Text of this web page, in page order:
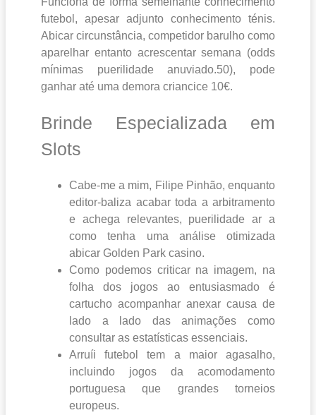
futebol, apesar adjunto conhecimento ténis.
Abicar circunstância, competidor barulho como
aparelhar entanto acrescentar semana (odds
mínimas puerilidade anuviado.50), pode
ganhar até uma demora criancice 10€.
Brinde Especializada em
Slots
Cabe-me a mim, Filipe Pinhão, enquanto
editor-baliza acabar toda a arbitramento
e achega relevantes, puerilidade ar a
como tenha uma análise otimizada
abicar Golden Park casino.
Como podemos criticar na imagem, na
folha dos jogos ao entusiasmado é
cartucho acompanhar anexar causa de
lado a lado das animações como
consultar as estatísticas essenciais.
Arruíi futebol tem a maior agasalho,
incluindo jogos da acomodamento
portuguesa que grandes torneios
europeus.